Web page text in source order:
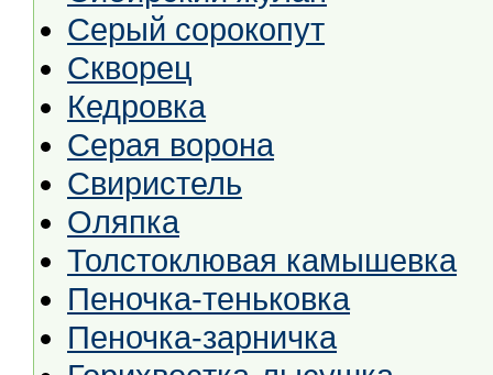
Серый сорокопут
Скворец
Кедровка
Серая ворона
Свиристель
Оляпка
Толстоклювая камышевка
Пеночка-теньковка
Пеночка-зарничка